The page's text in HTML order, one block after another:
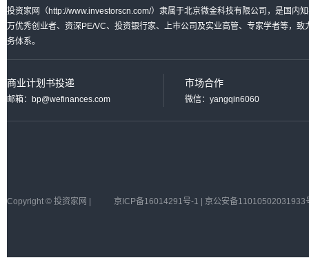
投资家网（http://www.investorscn.com/）隶属于北京微金科技有限公司，是国内
万优秀创业者、资深PE/VC、投资银行家、上市公司及实业高管、专家学者等，
务体系。
商业计划书投递
邮箱：bp@wefinances.com
市场合作
微信：yangqin6060
Copyright © 投资家网 | 京ICP备16014291号-1 | 京公安备11010502031933